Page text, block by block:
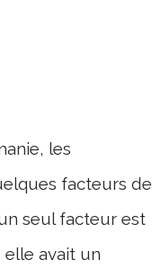
les
facteurs de
seul facteur est
elle avait un